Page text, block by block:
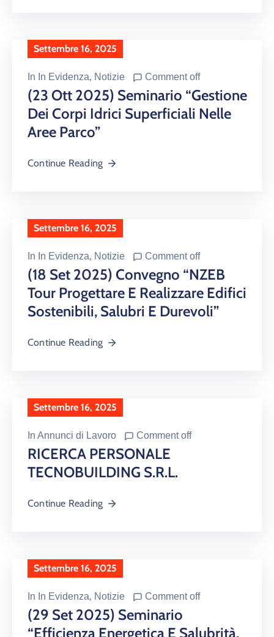
Settembre 16, 2025
In In Evidenza‚ Notizie Comment off
(23 Ott 2025) Seminario “Gestione
Dei Corpi Idrici Superficiali Nelle
Aree Parco”
Continue Reading
Settembre 16, 2025
In In Evidenza‚ Notizie Comment off
(18 Set 2025) Convegno “nZEB
Tour Progettare E Realizzare Edifici
Sostenibili, Salubri E Durevoli”
Continue Reading
Settembre 16, 2025
In Annunci di Lavoro Comment off
RICERCA PERSONALE
TECNOBUILDING S.r.l.
Continue Reading
Settembre 16, 2025
In In Evidenza‚ Notizie Comment off
(29 Set 2025) Seminario
“Efficienza Energetica E Salubrità.